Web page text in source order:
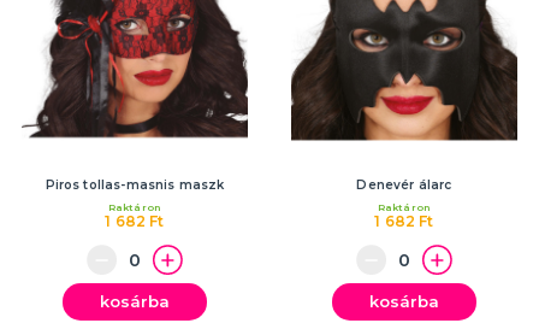
Piros tollas-masnis maszk
1 682 Ft
Raktáron
kosárba
Denevér álarc
1 682 Ft
Raktáron
kosárba